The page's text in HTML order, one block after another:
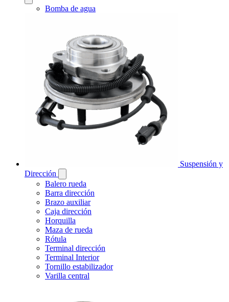
Bomba de agua
Suspensión y
Dirección
Balero rueda
Barra dirección
Brazo auxiliar
Caja dirección
Horquilla
Maza de rueda
Rótula
Terminal dirección
Terminal Interior
Tornillo estabilizador
Varilla central